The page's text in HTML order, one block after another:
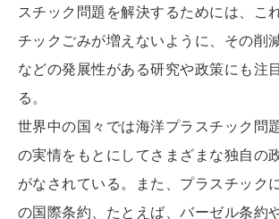
スチック問題を解決するためには、こ
チックごみが増えないように、その削
などの発展性がある研究や政策にも注
る。
世界中の国々では海洋プラスチック問
の実情をもとにしてさまざまな独自の
がなされている。また、プラスチック
の国際条約、たとえば、バーゼル条約